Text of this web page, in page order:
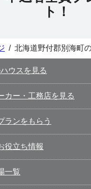
/ 北海道野付郡別海町
ウスを見る
カー・工務店を見る
ランをもらう
役立ち情報
一覧